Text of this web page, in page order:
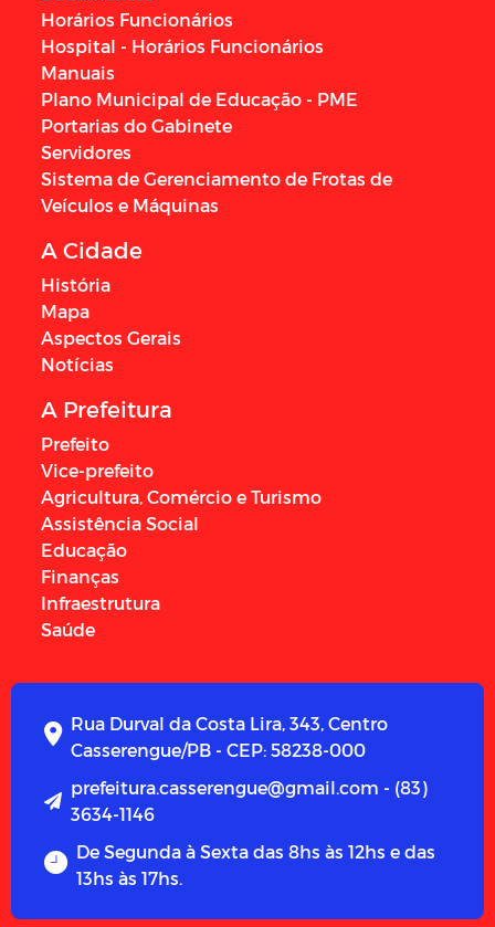
Horários Funcionários
Hospital - Horários Funcionários
Manuais
Plano Municipal de Educação - PME
Portarias do Gabinete
Servidores
Sistema de Gerenciamento de Frotas de
Veículos e Máquinas
A Cidade
História
Mapa
Aspectos Gerais
Notícias
A Prefeitura
Prefeito
Vice-prefeito
Agricultura, Comércio e Turismo
Assistência Social
Educação
Finanças
Infraestrutura
Saúde
Rua Durval da Costa Lira, 343, Centro
Casserengue/PB - CEP: 58238-000
prefeitura.casserengue@gmail.com - (83)
3634-1146
De Segunda à Sexta das 8hs às 12hs e das
13hs às 17hs.